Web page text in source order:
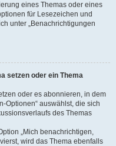
eines Themas oder eines
für Lesezeichen und
unter „Benachrichtigungen
setzen oder ein Thema
oder es abonnieren, in dem
Optionen“ auswählst, die sich
des Themas
„Mich benachrichtigen,
wird das Thema ebenfalls